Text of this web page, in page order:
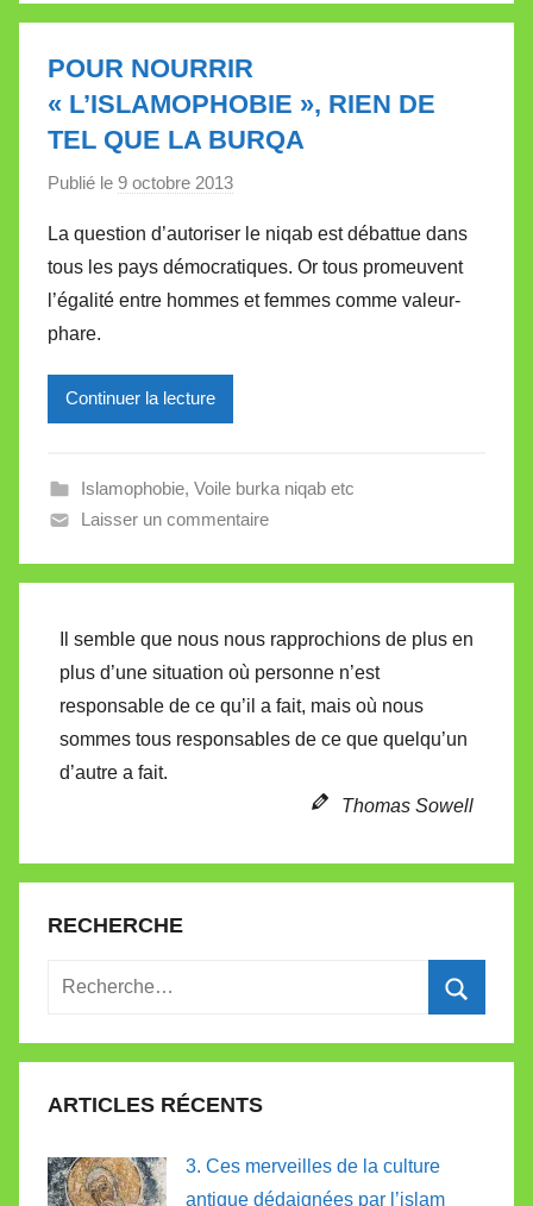
e
t
e
POUR NOURRIR
« L’ISLAMOPHOBIE », RIEN DE
TEL QUE LA BURQA
Publié le 9 octobre 2013
r
M
i
e
V
l
e
t
t
e
La question d’autoriser le niqab est débattue dans
tous les pays démocratiques. Or tous promeuvent
l’égalité entre hommes et femmes comme valeur-
phare.
Continuer la lecture
Islamophobie, Voile burka niqab etc
Laisser un commentaire
Il semble que nous nous rapprochions de plus en
plus d’une situation où personne n’est
responsable de ce qu’il a fait, mais où nous
sommes tous responsables de ce que quelqu’un
d’autre a fait.
Thomas Sowell
RECHERCHE
Recherche
:
ARTICLES RÉCENTS
3. Ces merveilles de la culture
antique dédaignées par l’islam